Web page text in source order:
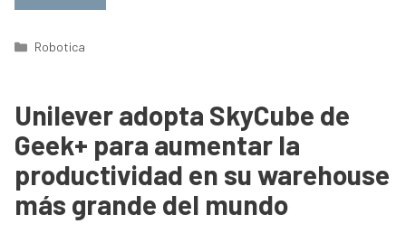
Categorías
Robotica
Unilever adopta SkyCube de
Geek+ para aumentar la
productividad en su warehouse
más grande del mundo